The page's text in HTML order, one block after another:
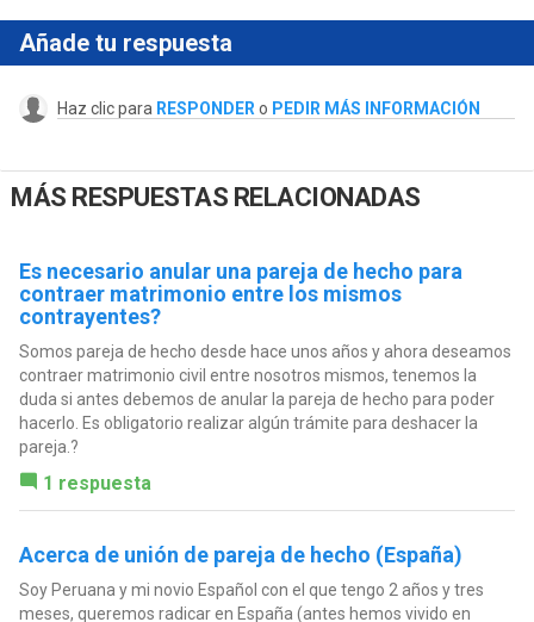
Añade tu respuesta
Haz clic para RESPONDER o PEDIR MÁS INFORMACIÓN
MÁS RESPUESTAS RELACIONADAS
Es necesario anular una pareja de hecho para
contraer matrimonio entre los mismos
contrayentes?
Somos pareja de hecho desde hace unos años y ahora deseamos
contraer matrimonio civil entre nosotros mismos, tenemos la
duda si antes debemos de anular la pareja de hecho para poder
hacerlo. Es obligatorio realizar algún trámite para deshacer la
pareja.?
1 respuesta
Acerca de unión de pareja de hecho (España)
Soy Peruana y mi novio Español con el que tengo 2 años y tres
meses, queremos radicar en España (antes hemos vivido en